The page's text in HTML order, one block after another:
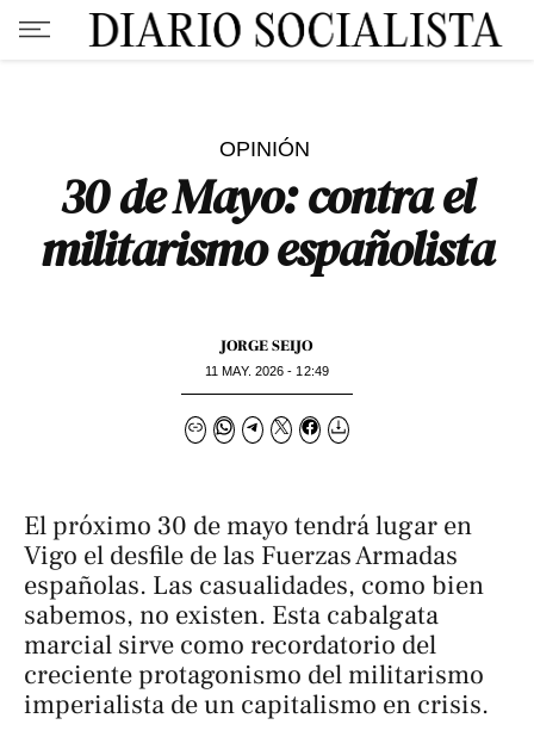
OPINIÓN
30 de Mayo: contra el
militarismo españolista
JORGE SEIJO
11 MAY. 2026 - 12:49
El próximo 30 de mayo tendrá lugar en
Vigo el desfile de las Fuerzas Armadas
españolas. Las casualidades, como bien
sabemos, no existen. Esta cabalgata
marcial sirve como recordatorio del
creciente protagonismo del militarismo
imperialista de un capitalismo en crisis.